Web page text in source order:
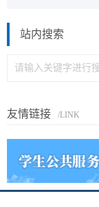
站内搜索
友情链接 /LINK